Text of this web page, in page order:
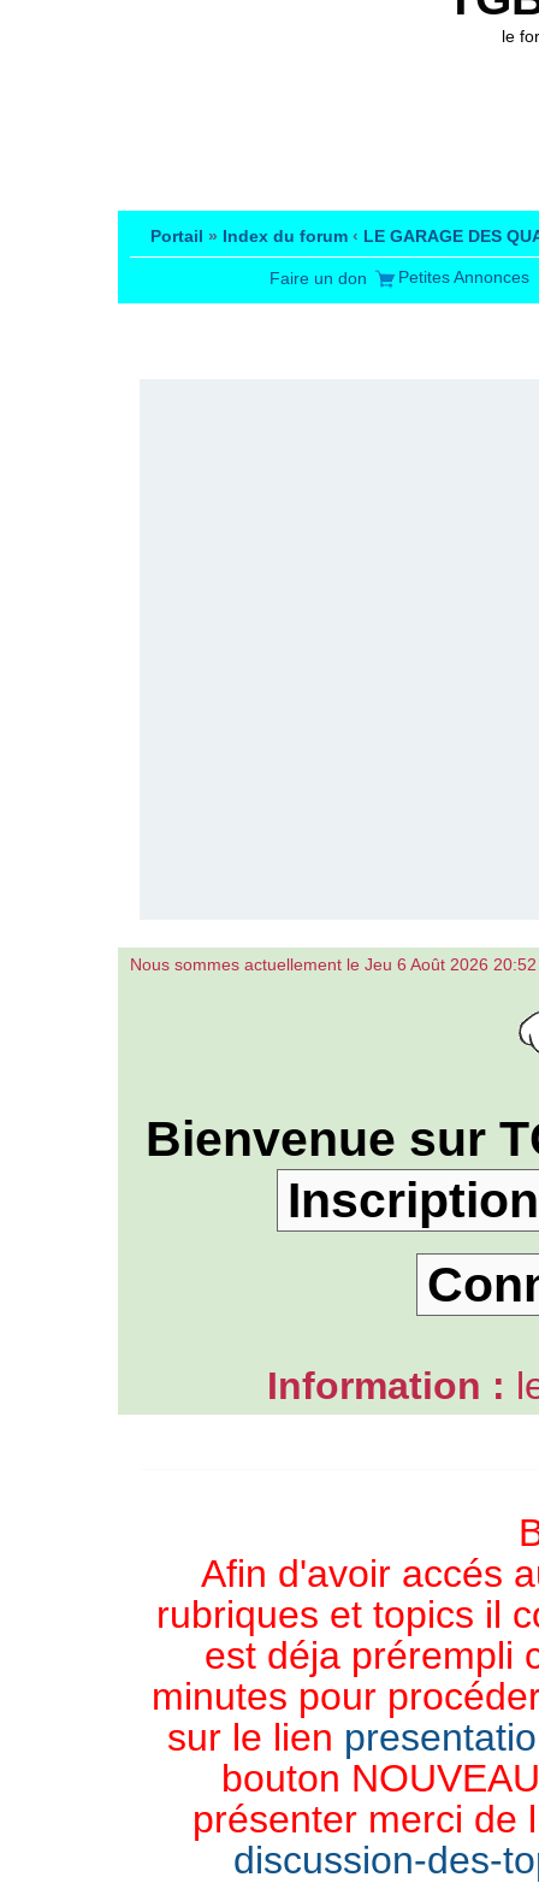
le
Portail » Index du forum ‹ LE GARAGE DES
Faire un don Petites Annonces
Nous sommes actuellement le Jeu 6 Août 2026 20:52
Bienvenue sur
Inscription
Information :
Afin d'avoir accés
rubriques et topics il
est déja prérempli
minutes pour
sur le lien
bouton
présenter merci de
discussion-des-